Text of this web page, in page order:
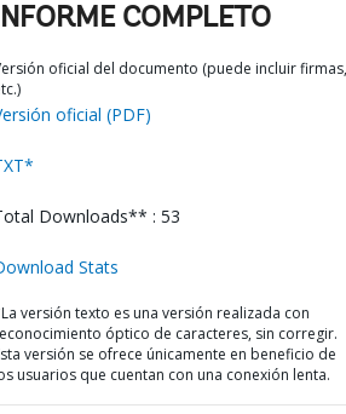
COMPLETO
oficial del documento (puede incluir firmas,
oficial (PDF)
Downloads** : 53
Stats
versión texto es una versión realizada con
óptico de caracteres, sin corregir.
versión se ofrece únicamente en beneficio de
usuarios que cuentan con una conexión lenta.